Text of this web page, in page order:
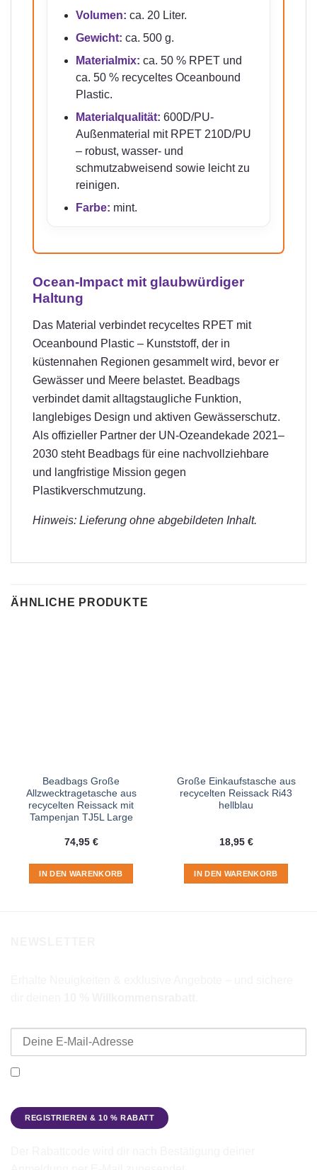
Volumen: ca. 20 Liter.
Gewicht: ca. 500 g.
Materialmix: ca. 50 % RPET und
ca. 50 % recyceltes Oceanbound
Plastic.
Materialqualität: 600D/PU-
Außenmaterial mit RPET 210D/PU
– robust, wasser- und
schmutzabweisend sowie leicht zu
reinigen.
Farbe: mint.
Ocean-Impact mit glaubwürdiger
Haltung
Das Material verbindet recyceltes RPET mit
Oceanbound Plastic – Kunststoff, der in
küstennahen Regionen gesammelt wird, bevor er
Gewässer und Meere belastet. Beadbags
verbindet damit alltagstaugliche Funktion,
langlebiges Design und aktiven Gewässerschutz.
Als offizieller Partner der UN-Ozeandekade 2021–
2030 steht Beadbags für eine nachvollziehbare
und langfristige Mission gegen
Plastikverschmutzung.
Hinweis: Lieferung ohne abgebildeten Inhalt.
ÄHNLICHE PRODUKTE
Beadbags Große
Allzwecktragetasche aus
recycelten Reissack mit
Tampenjan TJ5L Large
74,95 €
IN DEN WARENKORB
Große Einkaufstasche aus
recycelten Reissack Ri43
hellblau
18,95 €
IN DEN WARENKORB